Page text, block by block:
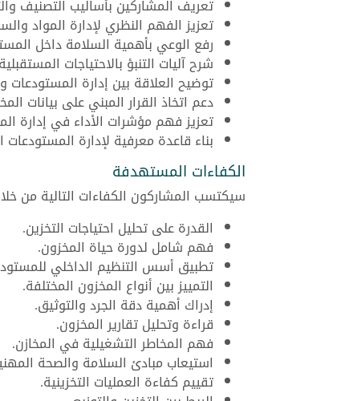
تعريف المشاركين بأساليب التصنيف
تعزيز الفهم النظري لإدارة المواد
رفع الوعي بأهمية السلامة داخل
شرح آليات التنبؤ بالاحتياجات
توضيح العلاقة بين إدارة
دعم اتخاذ القرار المبني على بيانات
تعزيز فهم مؤشرات الأداء في إدارة
بناء قاعدة معرفية لإدارة المستودعات
الكفاءات المستهدفة
سيكتسب المشاركون الكفاءات التالية من
القدرة على تحليل احتياجات التخزين.
فهم شامل لدورة حياة المخزون.
تطبيق أسس التنظيم الداخلي
التمييز بين أنواع المخزون المختلفة.
إدراك أهمية دقة الجرد والتوثيق.
قراءة وتحليل تقارير المخزون.
فهم المخاطر التشغيلية في المخازن.
استيعاب مبادئ السلامة والصحة
تقييم كفاءة العمليات التخزينية.